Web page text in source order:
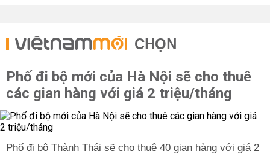
CHỌN
Phố đi bộ mới của Hà Nội sẽ cho thuê
các gian hàng với giá 2 triệu/tháng
Phố đi bộ Thành Thái sẽ cho thuê 40 gian hàng với giá 2